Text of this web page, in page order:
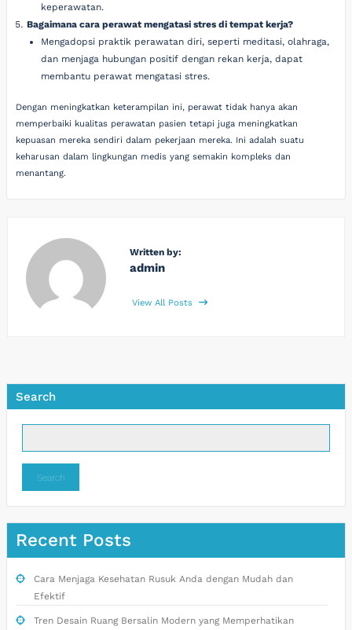
keperawatan.
Bagaimana cara perawat mengatasi stres di tempat kerja?
Mengadopsi praktik perawatan diri, seperti meditasi, olahraga,
dan menjaga hubungan positif dengan rekan kerja, dapat
membantu perawat mengatasi stres.
Dengan meningkatkan keterampilan ini, perawat tidak hanya akan
memperbaiki kualitas perawatan pasien tetapi juga meningkatkan
kepuasan mereka sendiri dalam pekerjaan mereka. Ini adalah suatu
keharusan dalam lingkungan medis yang semakin kompleks dan
menantang.
Written by:
admin
View All Posts
Search
Search
Recent Posts
Cara Menjaga Kesehatan Rusuk Anda dengan Mudah dan
Efektif
Tren Desain Ruang Bersalin Modern yang Memperhatikan